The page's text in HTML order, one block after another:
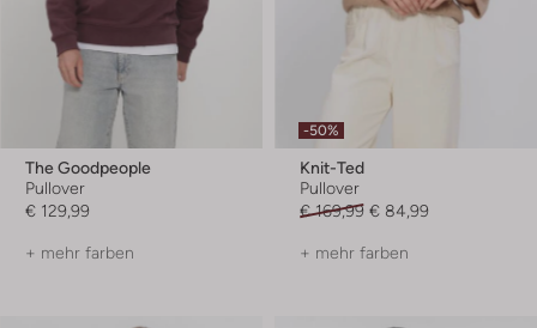
The Goodpeople
Pullover
€ 129,99
+ mehr farben
-50%
Knit-Ted
Pullover
€ 169,99 € 84,99
+ mehr farben